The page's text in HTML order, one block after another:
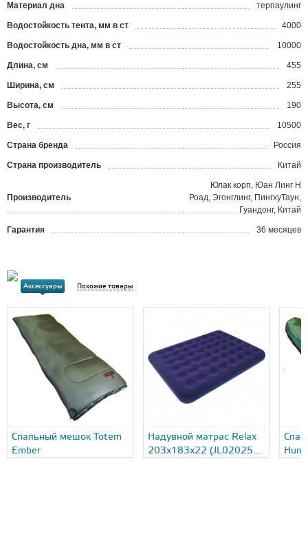
Материал дна терпаулинг
Водостойкость тента, мм в ст 4000
Водостойкость дна, мм в ст 10000
Длина, см 455
Ширина, см 255
Высота, см 190
Вес, г 10500
Страна бренда Россия
Страна производитель Китай
Производитель
Юлак корп, Юан Линг Н
Роад, Эгонглинг, ПингхуТаун,
Гуандонг, Китай
Гарантия 36 месяцев
Аксессуары Похожие товары
Спальный мешок Totem
Ember
Надувной матрас Relax
203x183x22 (JL020256-